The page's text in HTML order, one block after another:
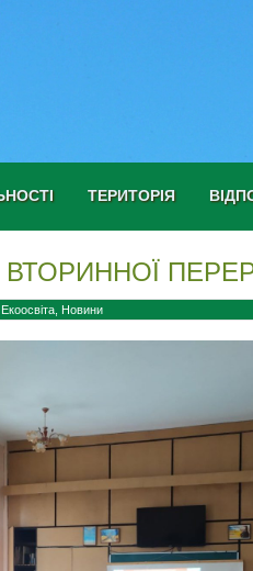
ТЕРИТОРІЯ
ВТОРИННОЇ
Екоосвіта Новини